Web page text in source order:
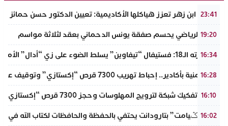
23:41
جامعة ابن زهر تعزز هياكلها الأكاديمية: تعيين الدكتور حسن حمائز
19:20
الرجاء الرياضي يحسم صفقة يونس الدحماني بعقد لثلاثة مواسم
16:34
في دورته الـ18: فستيفال “تيفاوين” يسلط الضوء على زي “أدال” الأمازيغي ويكرم رائدات التطريز والتصميم بالـأطلس الصغير
16:28
ضربة أمنية بأكادير.. إحباط تهريب 7300 قرص “إكستازي” وتوقيف عنصرين من ذوي السوابق
16:10
أكادير: تفكيك شبكة لترويج المهلوسات وحجز 7300 قرص “إكستازي” بين يت ملول والدشيرة
16:02
دوار “تݣيامت” بتارودانت يحتفي بالحفظة والحافظات لكتاب الله في